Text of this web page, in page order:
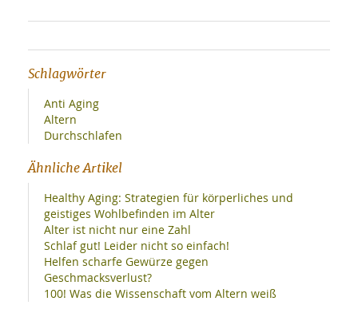
Schlagwörter
Anti Aging
Altern
Durchschlafen
Ähnliche Artikel
Healthy Aging: Strategien für körperliches und
geistiges Wohlbefinden im Alter
Alter ist nicht nur eine Zahl
Schlaf gut! Leider nicht so einfach!
Helfen scharfe Gewürze gegen
Geschmacksverlust?
100! Was die Wissenschaft vom Altern weiß